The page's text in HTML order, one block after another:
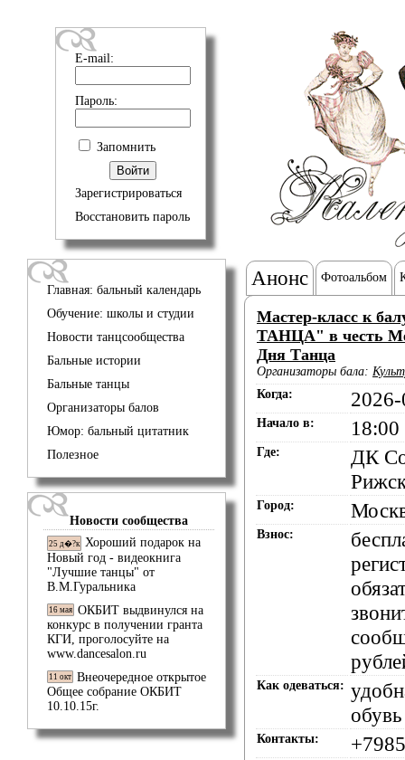
E-mail:
Пароль:
Запомнить
Зарегистрироваться
Восстановить пароль
Главная: бальный календарь
Обучение: школы и студии
Новости танцсообщества
Бальные истории
Бальные танцы
Организаторы балов
Юмор: бальный цитатник
Полезное
Новости сообщества
25 д�?к Хороший подарок на
Новый год - видеокнига
"Лучшие танцы" от
В.М.Гуральника
16 мая ОКБИТ выдвинулся на
конкурс в получении гранта
КГИ, проголосуйте на
www.dancesalon.ru
11 окт Внеочередное открытое
Общее собрание ОКБИТ
10.10.15г.
Анонс Фотоальбом
Мастер-класс к
ТАНЦА" в честь
Дня Танца
Организаторы бала:
Когда:
Начало в: 18:00
Где:
ДК
Город:
Взнос:
Как одеваться:
Контакты: